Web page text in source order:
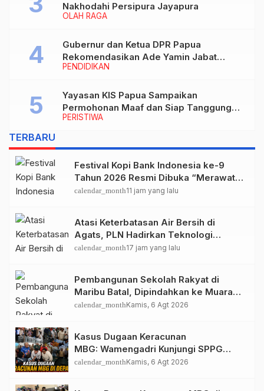
OLAH RAGA
Nakhodahi Persipura Jayapura
PENDIDIKAN
Gubernur dan Ketua DPR Papua
Rekomendasikan Ade Yamin Jabat
Rektor IAIN Fattahul Muluk Papua
PERISTIWA
Yayasan KIS Papua Sampaikan
Permohonan Maaf dan Siap Tanggung
Biaya Korban Dugaan Keracunan MBG di
TERBARU
Festival Kopi Bank Indonesia ke-9
Tahun 2026 Resmi Dibuka “Merawat
Warisan, Membangun Masa Depan
calendar_month11 jam yang lalu
Atasi Keterbatasan Air Bersih di
Agats, PLN Hadirkan Teknologi
Desalinasi untuk Masjid Saiful Al-
calendar_month17 jam yang lalu
Pembangunan Sekolah Rakyat di
Maribu Batal, Dipindahkan ke Muara
Tami, Ini Sebabnya
calendar_monthKamis, 6 Agt 2026
Kasus Dugaan Keracunan
MBG: Wamengadri Kunjungi SPPG
Yayasan KIS Papua, Ini yang
calendar_monthKamis, 6 Agt 2026